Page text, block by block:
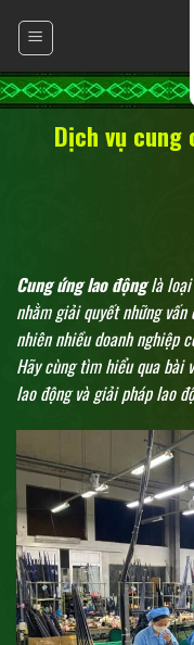
content
Dịch vụ cung
Cung ứng lao độnglà loại
nhằm giải quyết những vấn
nhiên nhiều doanh nghiệp
Hãy cùng tìm hiểu qua bài
lao động và giải pháp lao